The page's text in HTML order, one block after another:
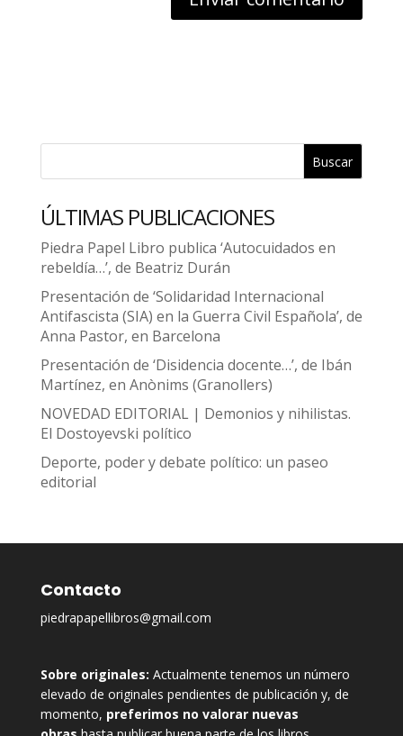
Buscar
ÚLTIMAS PUBLICACIONES
Piedra Papel Libro publica ‘Autocuidados en
rebeldía…’, de Beatriz Durán
Presentación de ‘Solidaridad Internacional
Antifascista (SIA) en la Guerra Civil Española’, de
Anna Pastor, en Barcelona
Presentación de ‘Disidencia docente…’, de Ibán
Martínez, en Anònims (Granollers)
NOVEDAD EDITORIAL | Demonios y nihilistas.
El Dostoyevski político
Deporte, poder y debate político: un paseo
editorial
Contacto
piedrapapellibros@gmail.com
Sobre originales: Actualmente tenemos un número
elevado de originales pendientes de publicación y, de
momento, preferimos no valorar nuevas